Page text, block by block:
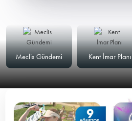
Meclis Gündemi
Kent İmar Planı